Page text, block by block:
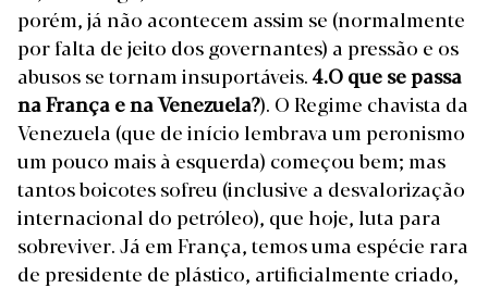
porém, já não acontecem assim se (normalmente
por falta de jeito dos governantes) a pressão e os
abusos se tornam insuportáveis.4.O que se passa
na França e na Venezuela?). O Regime chavista da
Venezuela (que de início lembrava um peronismo
um pouco mais à esquerda) começou bem; mas
tantos boicotes sofreu (inclusive a desvalorização
internacional do petróleo), que hoje, luta para
sobreviver. Já em França, temos uma espécie rara
de presidente de plástico, artificialmente criado,